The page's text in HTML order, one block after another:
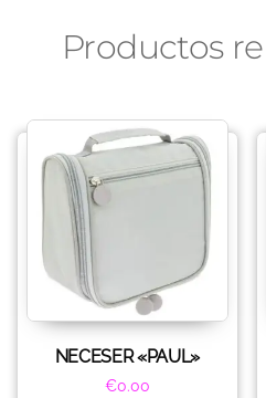
Productos
NECESER «PAUL»
€0.00